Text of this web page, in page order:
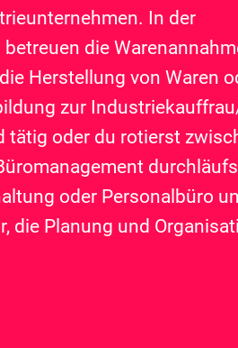
In der
die
Herstellung von Waren
zur
tätig oder du rotierst
oder Personalbüro
die Planung und